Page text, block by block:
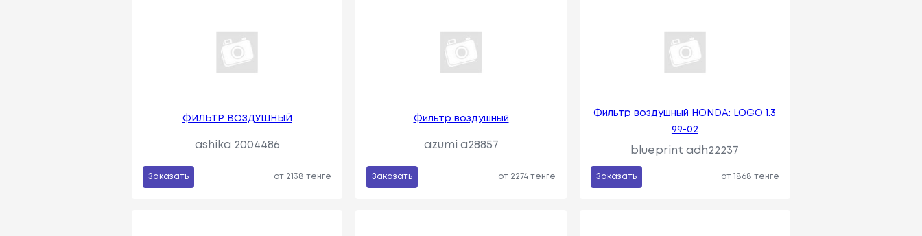
ФИЛЬТР ВОЗДУШНЫЙ
ashika 2004486
Заказать от 2138 тенге
Фильтр воздушный
azumi a28857
Заказать от 2274 тенге
Фильтр воздушный HONDA: LOGO 1.3
99-02
blueprint adh22237
Заказать от 1868 тенге